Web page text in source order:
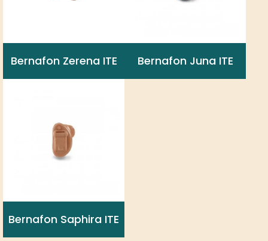
Bernafon Zerena ITE Bernafon Juna ITE
Bernafon Saphira ITE